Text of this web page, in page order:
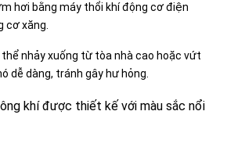
hơi bằng máy thổi khí động cơ điện
cơ xăng.
thể nhảy xuống từ tòa nhà cao hoặc vứt
dễ dàng, tránh gây hư hỏng.
khí được thiết kế với màu sắc nổi